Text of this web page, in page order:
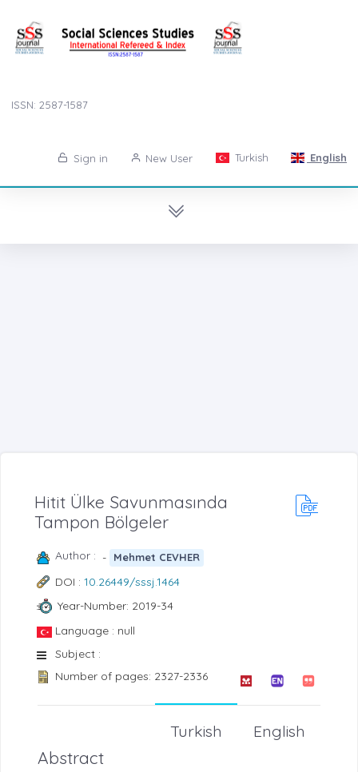
ISSN: 2587-1587
Sign in New User Turkish English
Hitit Ülke Savunmasında
Tampon Bölgeler
Author : - Mehmet CEVHER
DOI : 10.26449/sssj.1464
Year-Number: 2019-34
Language : null
Subject :
Number of pages: 2327-2336
English
Turkish
Abstract